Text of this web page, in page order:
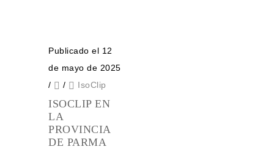
Publicado el 12
de mayo de 2025
/
/ IsoClip
ISOCLIP EN
LA
PROVINCIA
DE PARMA